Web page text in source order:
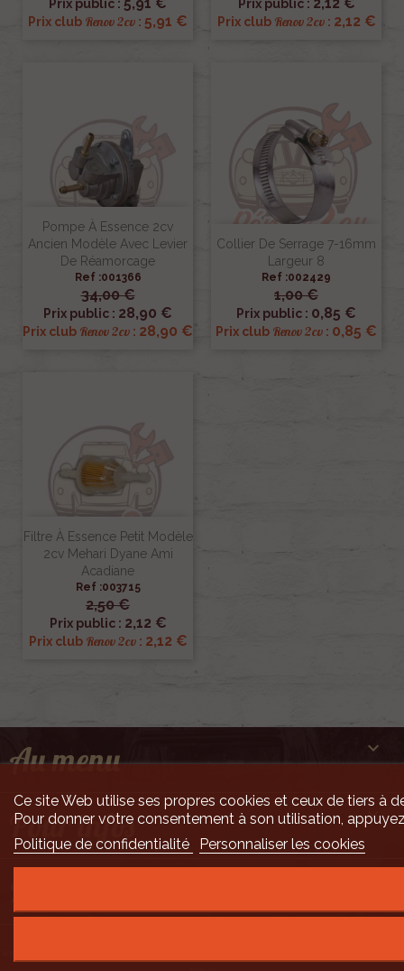
Prix public :
Prix club Renov 2cv : 5,91 €
Prix public :
Prix club Renov 2cv: 2,12 €
Pompe À Essence 2cv
Ancien Modèle Avec Levier
De Réamorcage
Ref :001366
34,00 €
Prix public : 28,90 €
Prix club Renov 2cv : 28,90 €
Collier De Serrage 7-16mm
Largeur 8
Ref :002429
1,00 €
Prix public : 0,85 €
Prix club Renov 2cv : 0,85 €
Filtre À Essence Petit Modèle
2cv Mehari Dyane Ami
Acadiane
Ref :003715
2,50 €
Prix public : 2,12 €
Prix club Renov 2cv: 2,12 €
Au menu 
Pour infos 
Ce site Web utilise ses propres cookies et ceux de tiers à
Pour donner votre consentement à son utilisation,
Politique de confidentialité
Personnaliser les cookies